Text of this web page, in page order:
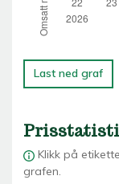
Last ned graf
Klikk på
grafen.